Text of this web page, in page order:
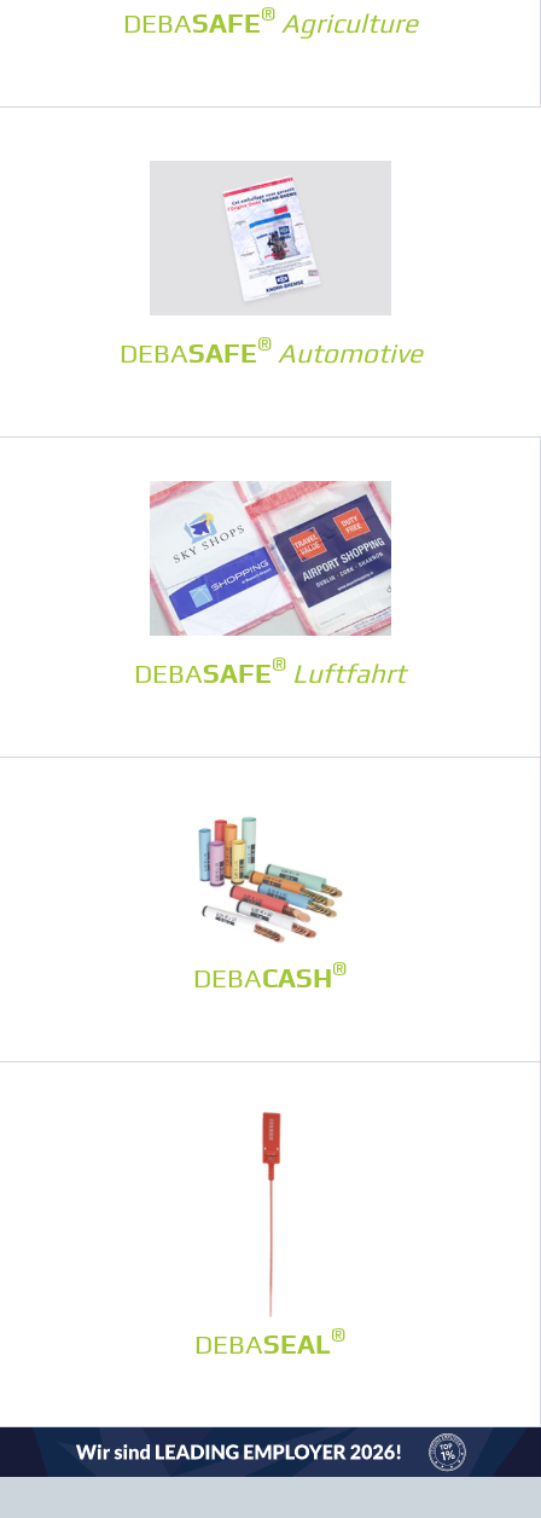
DEBASAFE® Agriculture
DEBASAFE® Automotive
DEBASAFE® Luftfahrt
DEBACASH®
DEBASEAL®